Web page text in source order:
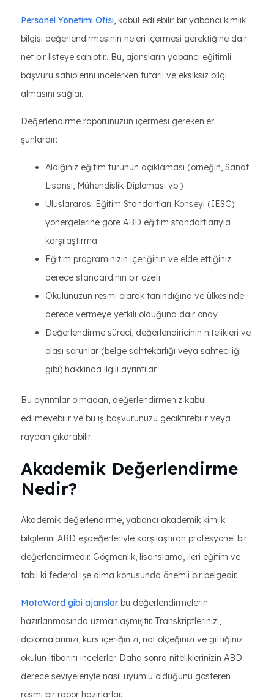
Personel Yönetimi Ofisi, kabul edilebilir bir yabancı kimlik
bilgisi değerlendirmesinin neleri içermesi gerektiğine dair
net bir listeye sahiptir.. Bu, ajansların yabancı eğitimli
başvuru sahiplerini incelerken tutarlı ve eksiksiz bilgi
almasını sağlar.
Değerlendirme raporunuzun içermesi gerekenler
şunlardır:
Aldığınız eğitim türünün açıklaması (örneğin, Sanat
Lisansı, Mühendislik Diploması vb.)
Uluslararası Eğitim Standartları Konseyi (IESC)
yönergelerine göre ABD eğitim standartlarıyla
karşılaştırma
Eğitim programınızın içeriğinin ve elde ettiğiniz
derece standardının bir özeti
Okulunuzun resmi olarak tanındığına ve ülkesinde
derece vermeye yetkili olduğuna dair onay
Değerlendirme süreci, değerlendiricinin nitelikleri ve
olası sorunlar (belge sahtekarlığı veya sahteciliği
gibi) hakkında ilgili ayrıntılar
Bu ayrıntılar olmadan, değerlendirmeniz kabul
edilmeyebilir ve bu iş başvurunuzu geciktirebilir veya
raydan çıkarabilir.
Akademik Değerlendirme
Nedir?
Akademik değerlendirme, yabancı akademik kimlik
bilgilerini ABD eşdeğerleriyle karşılaştıran profesyonel bir
değerlendirmedir. Göçmenlik, lisanslama, ileri eğitim ve
tabii ki federal işe alma konusunda önemli bir belgedir.
MotaWord gibi ajanslar bu değerlendirmelerin
hazırlanmasında uzmanlaşmıştır. Transkriptlerinizi,
diplomalarınızı, kurs içeriğinizi, not ölçeğinizi ve gittiğiniz
okulun itibarını incelerler. Daha sonra niteliklerinizin ABD
derece seviyeleriyle nasıl uyumlu olduğunu gösteren
resmi bir rapor hazırlarlar.